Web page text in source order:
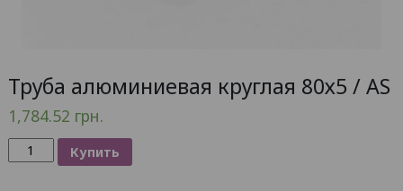
Труба алюминиевая круглая 80х5 / AS
1,784.52 грн.
Количество
товара
Купить